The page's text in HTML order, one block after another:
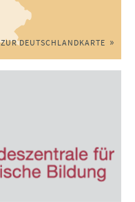
ZUR DEUTSCHLANDKARTE